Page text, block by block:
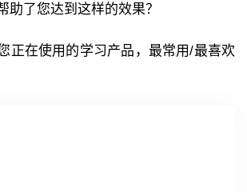
助了您达到这样的效果？
正在使用的学习产品，最常用/最喜欢